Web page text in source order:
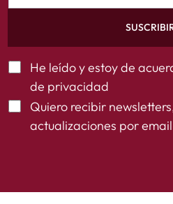
He leído y estoy de
de privacidad
Quiero recibir
actualizaciones por email